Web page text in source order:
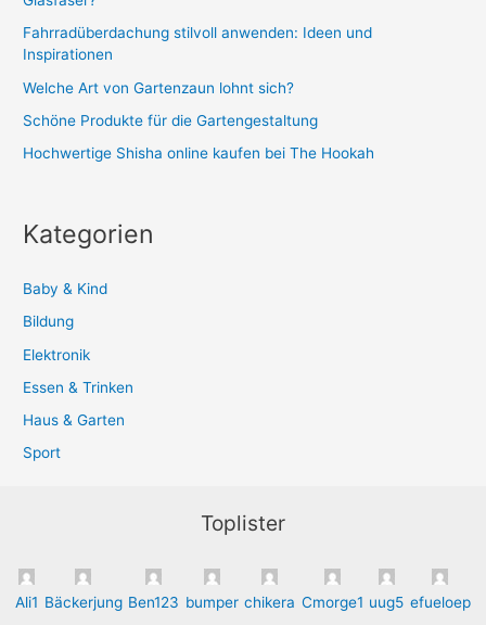
Fahrradüberdachung stilvoll anwenden: Ideen und
Inspirationen
Welche Art von Gartenzaun lohnt sich?
Schöne Produkte für die Gartengestaltung
Hochwertige Shisha online kaufen bei The Hookah
Kategorien
Baby & Kind
Bildung
Elektronik
Essen & Trinken
Haus & Garten
Sport
Toplister
Ali1 Bäckerjung Ben123 bumper chikera Cmorge1 uug5 efueloep